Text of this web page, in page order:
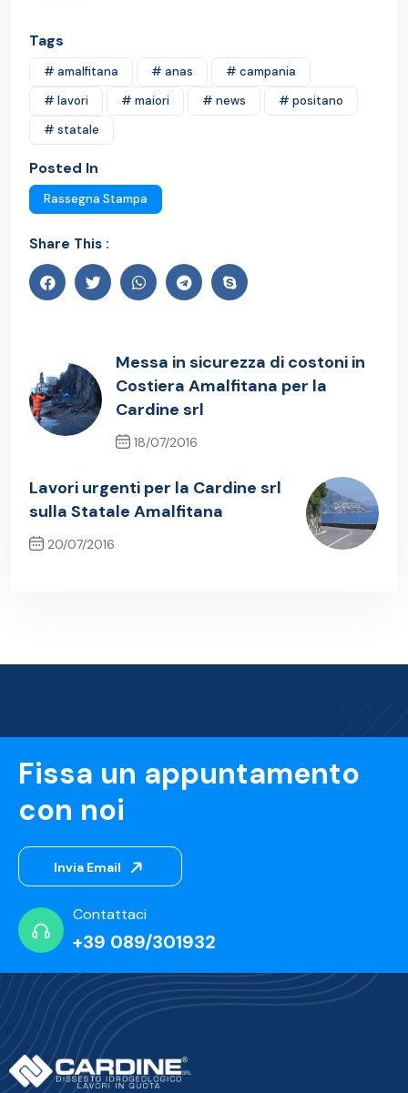
Tags
# amalfitana # anas
# campania
# lavori
# maiori # news
# positano
# statale
Posted In
Rassegna Stampa
Share This :
Messa in sicurezza di costoni in
Costiera Amalfitana per la
Cardine srl
18/07/2016
Lavori urgenti per la Cardine srl
sulla Statale Amalfitana
20/07/2016
Fissa un appuntamento
con noi
Invia Email
Contattaci
+39 089/301932